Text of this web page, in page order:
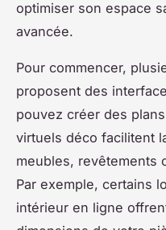
optimiser son espace
avancée.
Pour commencer,
proposent des
pouvez créer des
virtuels déco facilitent
meubles, revêtements
Par exemple, certains
intérieur en ligne